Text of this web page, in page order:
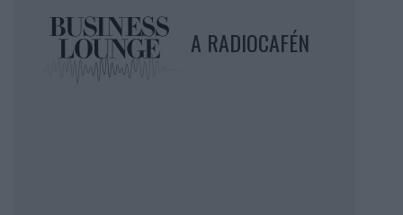
A RADIOCAFÉN